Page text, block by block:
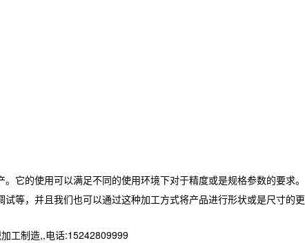
它的使用可以满足不同的使用环境下对于精度或是规格参数的要求。
等，并且我们也可以通过这种加工方式将产品进行形状或是尺寸的更
工制造,,电话:15242809999